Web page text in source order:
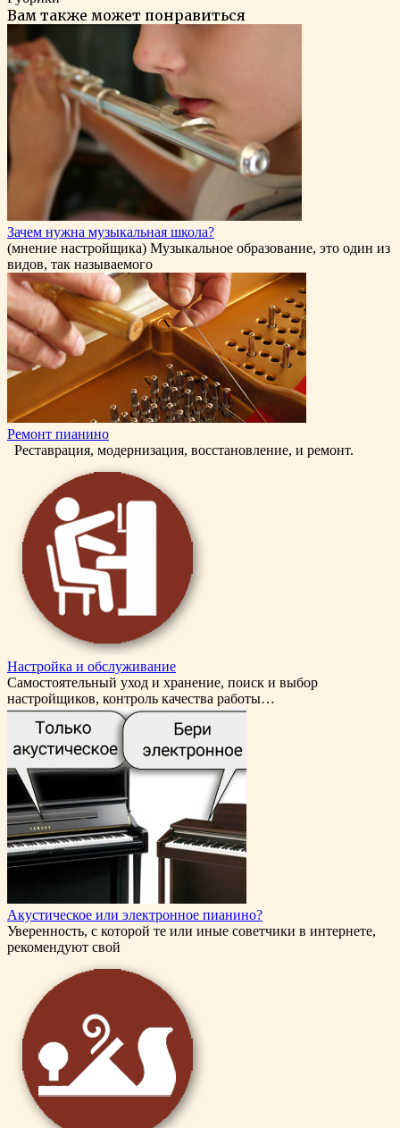
Вам также может понравиться
Зачем нужна музыкальная школа?
(мнение настройщика) Музыкальное образование, это один из
видов, так называемого
Ремонт пианино
Реставрация, модернизация, восстановление, и ремонт.
Настройка и обслуживание
Самостоятельный уход и хранение, поиск и выбор
настройщиков, контроль качества работы…
Акустическое или электронное пианино?
Уверенность, с которой те или иные советчики в интернете,
рекомендуют свой